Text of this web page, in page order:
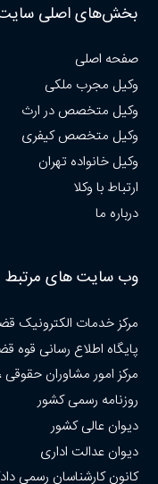
بخش‌های اصلی
صفحه اصلی
وکیل مجرب ملکی
وکیل متخصص در ارث
وکیل متخصص کیفری
وکیل خانواده تهران
ارتباط با وکلا
درباره ما
وب سایت های مرتبط
مرکز خدمات الکترونیک
پایگاه اطلاع رسانی قوه
مرکز امور مشاوران حقوقی
روزنامه رسمی کشور
دیوان عالی کشور
دیوان عدالت اداری
کانون کارشناسان رسمی